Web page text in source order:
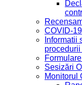
COVID-19
Informatii
Sesizări
Monitorul